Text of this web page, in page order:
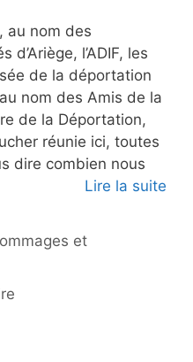
au nom des
l’ADIF, les
de la déportation
nom des Amis de la
de la Déportation,
réunie ici, toutes
dire combien nous
Lire la suite
et